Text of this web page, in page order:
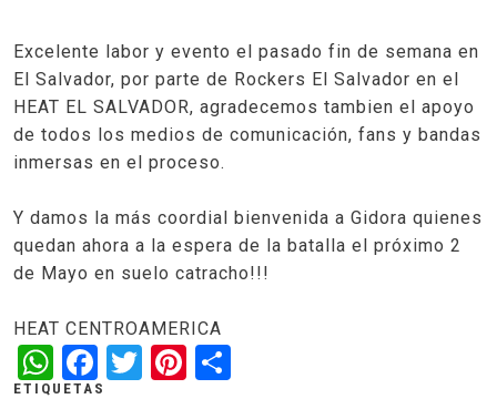
Excelente labor y evento el pasado fin de semana en
El Salvador, por parte de Rockers El Salvador en el
HEAT EL SALVADOR, agradecemos tambien el apoyo
de todos los medios de comunicación, fans y bandas
inmersas en el proceso.
Y damos la más coordial bienvenida a Gidora quienes
quedan ahora a la espera de la batalla el próximo 2
de Mayo en suelo catracho!!!
HEAT CENTROAMERICA
WhatsApp
Facebook
TwitterPinterest
ETIQUETAS